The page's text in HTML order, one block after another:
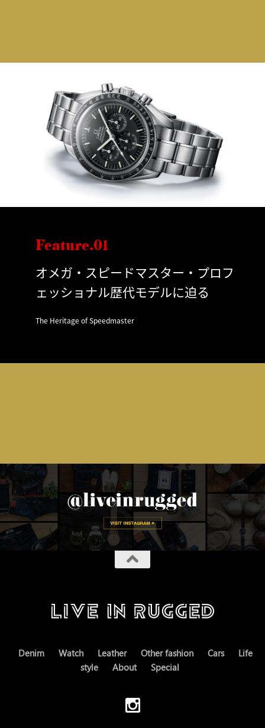
Feature.01
オメガ・スピードマスター・プロフ
ェッショナル歴代モデルに迫る
The Heritage of Speedmaster
Denim Watch Leather Other fashion Cars
Life
style
About Special